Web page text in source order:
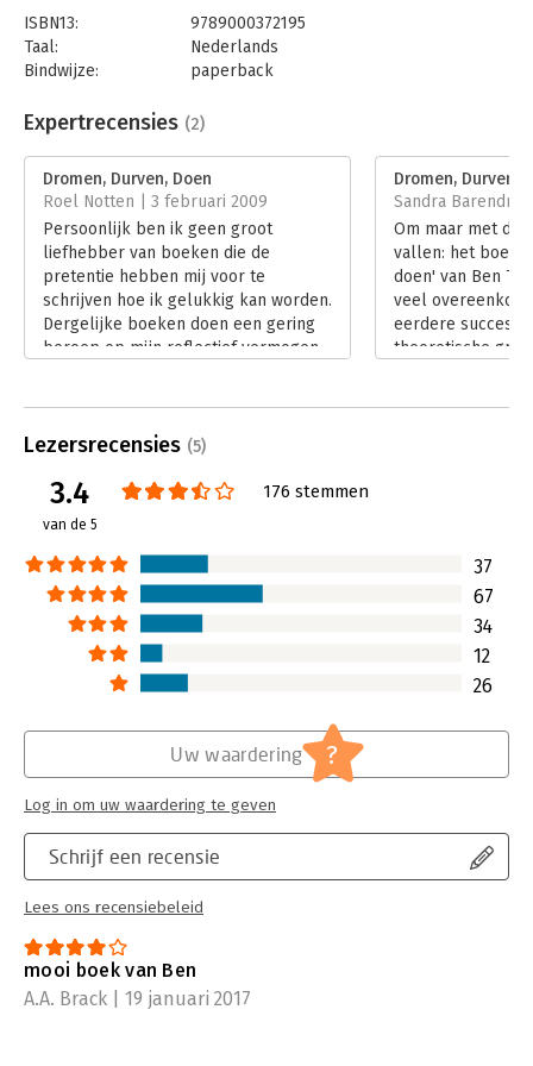
ISBN13:
9789000372195
Taal:
Nederlands
Bindwijze:
paperback
Uitgever:
Unieboek | Het Spectrum
Verschijningsdatum:
Hoofdrubriek: Persoonlijke effectiviteit
Expertrecensies (2)
Dromen, Durven, Doen
Roel Notten | 3 februari 2009
Persoonlijk ben ik geen groot
liefhebber van boeken die de
pretentie hebben mij voor te
schrijven hoe ik gelukkig kan worden.
Dergelijke boeken doen een gering
beroep op mijn reflectief vermogen
'geluk', als zou dit voor u, mij en de
Tiggelaars 'Dromen, Durven, Doen'
behoort in mijn ogen tot dezelfde
vol tips om het dagelijkse leven
makkelijker te maken. 'Hoe manage
ik mijn werk, mijn relaties en mijn
sociale leven?' was een meer
dekkende titel geweest: een mooie
handleiding die helpt bij aan het
drukke bestaan. Niets meer, niets
Lees verder
Dromen, Durven,
Sandra
Om maar met de
vallen: het boek
doen' van Ben
veel
eerdere
theoretische
'Dromen,
Lees verder
Lezersrecensies (5)
3.4
van de 5
176 stemmen
37
67
34
12
26
Schrijf een recensie
Lees ons recensiebeleid
Uw waardering ?
Log in om uw waardering te geven
mooi boek van Ben
A.A. Brack | 19 januari 2017